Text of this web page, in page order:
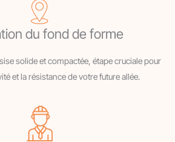
du fond de forme
solide et compactée, étape cruciale pour
et la résistance de votre future allée.